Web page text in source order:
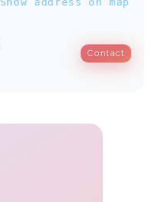
Contact